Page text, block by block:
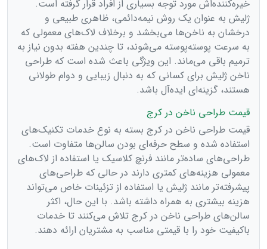
خیره‌کننده‌اش مورد توجه بسیاری از افراد قرار گرفته است.
ژلیش به عنوان یک روش نیمه‌دائمی، ظاهری طبیعی و
درخشان به ناخن‌ها می‌بخشد و برخلاف لاک‌های معمولی که
به سرعت پوسته‌پوسته می‌شوند، تا چندین هفته بدون نیاز به
ترمیم باقی می‌ماند. این ویژگی باعث شده است که طراحی
ناخن ژلیش برای کسانی که به دنبال زیبایی و دوام طولانی
هستند، گزینه‌ای ایده‌آل باشد.
قیمت طراحی ناخن در کرج
قیمت طراحی ناخن در کرج بسته به نوع خدمات تکنیک‌های
استفاده شده و سطح حرفه‌ای بودن سالن‌ها متفاوت است.
طراحی‌های ساده‌تر مانند فرنچ کلاسیک یا استفاده از لاک‌های
معمولی هزینه‌های کمتری دارند در حالی که طراحی‌های
پیشرفته‌تر مانند ژلیش یا استفاده از تزئینات خاص می‌تواند
هزینه بیشتری به همراه داشته باشد. با این حال، اکثر
سالن‌های طراحی ناخن در کرج تلاش می‌کنند تا خدمات
باکیفیت خود را با قیمتی مناسب به مشتریان ارائه دهند.